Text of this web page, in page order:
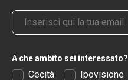
Email
A che ambito sei interessato?
Cecità Ipovisione